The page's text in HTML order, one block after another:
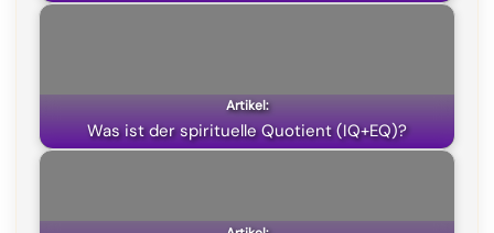
Was ist der spirituelle Quotient (IQ+EQ)?